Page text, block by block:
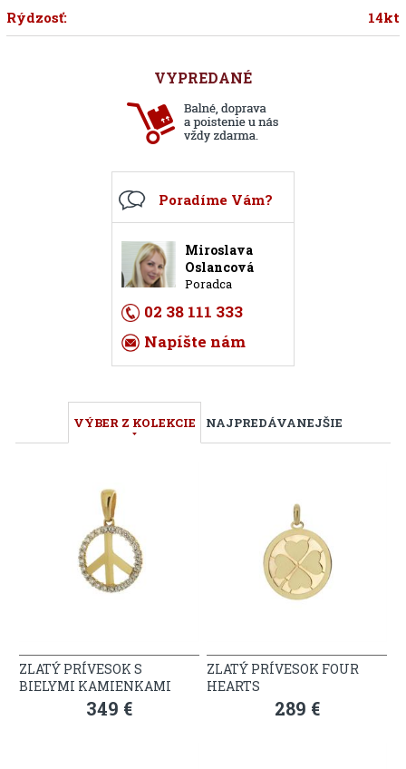
Rýdzosť: 14kt
VYPREDANÉ
Poradíme Vám?
Miroslava
Oslancová
Poradca
02 38 111 333
Napíšte nám
VÝBER Z KOLEKCIE NAJPREDÁVANEJŠIE
ZLATÝ PRÍVESOK S
BIELYMI KAMIENKAMI
349 €
ZLATÝ PRÍVESOK FOUR
HEARTS
289 €